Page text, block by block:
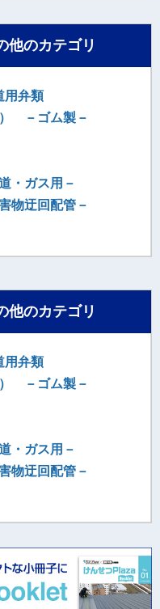
他のカテゴリ
用弁類
－ゴム製－
・ガス用－
物迂回配管－
他のカテゴリ
用弁類
－ゴム製－
・ガス用－
物迂回配管－